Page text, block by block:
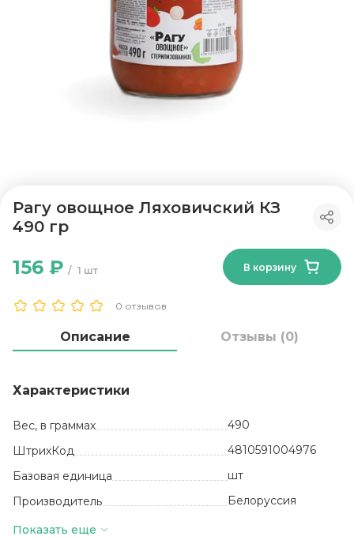
Рагу овощное Ляховичский КЗ
490 гр
0 отзывов
1 шт
156 ₽ В корзину
Описание Отзывы (0)
Характеристики
Вес, в граммах
490
ШтрихКод
4810591004976
Базовая единица
шт
Производитель
Белоруссия
Количество в упаковке
Показать еще